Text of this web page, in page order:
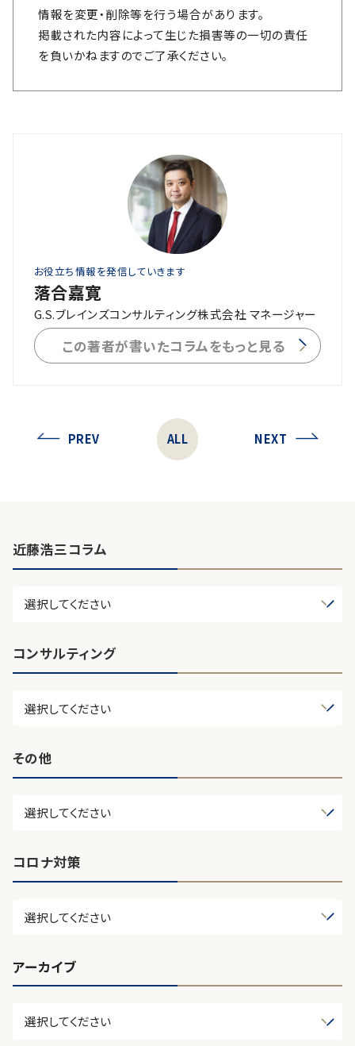
情報を変更・削除等を行う場合があります。
掲載された内容によって生じた損害等の一切の責任
を負いかねますのでご了承ください。
お役立ち情報を発信していきます
落合嘉寛
G.S.ブレインズコンサルティング株式会社 マネージャー
この著者が書いたコラムをもっと見る
PREV ALL NEXT
近藤浩三コラム
コンサルティング
その他
コロナ対策
アーカイブ